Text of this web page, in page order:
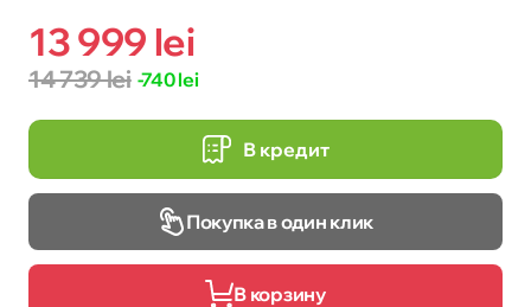
13 999 lei
14 739 lei -740 lei
В кредит
Покупка в один клик
В корзину